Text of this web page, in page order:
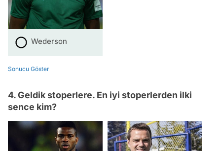
Wederson
Sonucu Göster
4. Geldik stoperlere. En iyi stoperlerden ilki
sence kim?